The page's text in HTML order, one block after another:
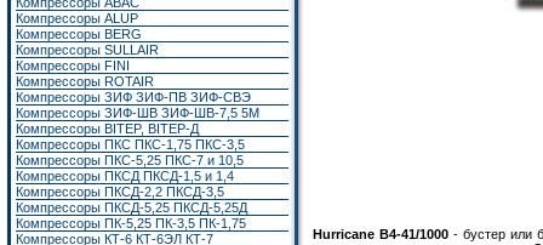
Компрессоры ALUP
Компрессоры BERG
Компрессоры SULLAIR
Компрессоры FINI
Компрессоры ROTAIR
Компрессоры ЗИФ ЗИФ-ПВ ЗИФ-СВЭ
Компрессоры ЗИФ-ШВ ЗИФ-ШВ-7,5 5М
Компрессоры BITEP, BITEP-Д
Компрессоры ПКС ПКС-1,75 ПКС-3,5
Компрессоры ПКС-5,25 ПКС-7 и 10,5
Компрессоры ПКСД ПКСД-1,5 и 1,4
Компрессоры ПКСД-2,2 ПКСД-3,5
Компрессоры ПКСД-5,25 ПКСД-5,25Д
Компрессоры ПК-5,25 ПК-3,5 ПК-1,75
Компрессоры КТ-6 КТ-6ЭЛ КТ-7
Hurricane B4-41/1000- бустер или